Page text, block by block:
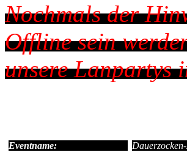
Nochmals der
Offline sein
unsere Lanpartys
Eventname: